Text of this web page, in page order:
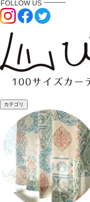
カテゴリ